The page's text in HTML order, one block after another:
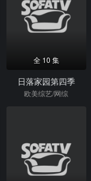
全 10 集
日落家园第四季
欧美综艺/网综